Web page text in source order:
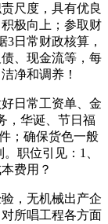
尺度，具有优良
极向上；参取财
日常财政核算，
、现金流等，每
净和调养！
日常工资单、金
，华诞、节日福
；确保货色一般
职位引见：1、
费用？
，无机械出产企
所唱工程各方面